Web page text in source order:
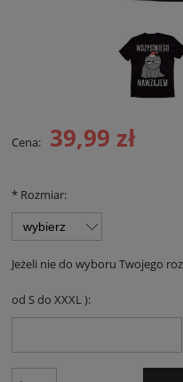
Cena: 39,99 zł
* Rozmiar:
Jeżeli nie do wyboru Twojego
od S do XXXL ):